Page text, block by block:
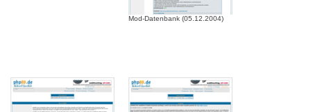
Mod-Datenbank (05.12.2004)